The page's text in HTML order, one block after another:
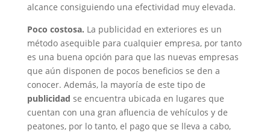
alcance consiguiendo una efectividad muy elevada.
Poco costosa. La publicidad en exteriores es un
método asequible para cualquier empresa, por tanto
es una buena opción para que las nuevas empresas
que aún disponen de pocos beneficios se den a
conocer. Además, la mayoría de este tipo de
publicidad se encuentra ubicada en lugares que
cuentan con una gran afluencia de vehículos y de
peatones, por lo tanto, el pago que se lleva a cabo,